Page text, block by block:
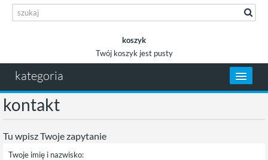
koszyk
Twój koszyk jest pusty
kategoria
kontakt
Tu wpisz Twoje zapytanie
Twoje imię i nazwisko: